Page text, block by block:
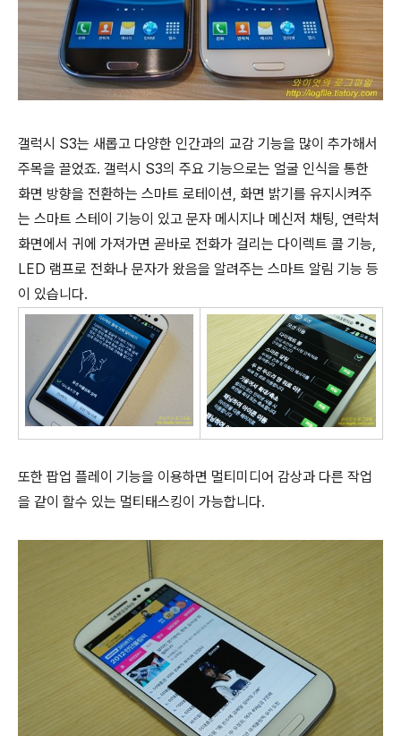
갤럭시 S3는 새롭고 다양한 인간과의 교감 기능을 많이 추가해서
주목을 끌었죠. 갤럭시 S3의 주요 기능으로는 얼굴 인식을 통한
화면 방향을 전환하는 스마트 로테이션, 화면 밝기를 유지시켜주
는 스마트 스테이 기능이 있고 문자 메시지나 메신저 채팅, 연락처
화면에서 귀에 가져가면 곧바로 전화가 걸리는 다이렉트 콜 기능,
LED 램프로 전화나 문자가 왔음을 알려주는 스마트 알림 기능 등
이 있습니다.
또한 팝업 플레이 기능을 이용하면 멀티미디어 감상과 다른 작업
을 같이 할수 있는 멀티태스킹이 가능합니다.